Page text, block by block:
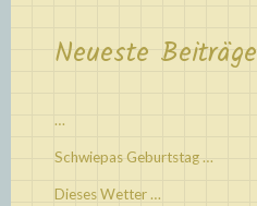
Neueste Beiträge
…
Schwiepas Geburtstag …
Dieses Wetter …